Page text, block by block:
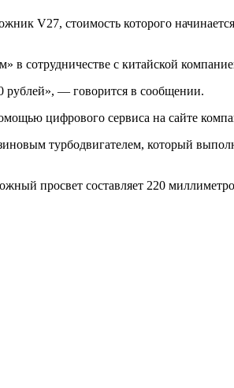
V27, стоимость которого
сотрудничестве с китайской
рублей», — говорится в сообщении.
цифрового сервиса на сайте
турбодвигателем, который
просвет составляет 220